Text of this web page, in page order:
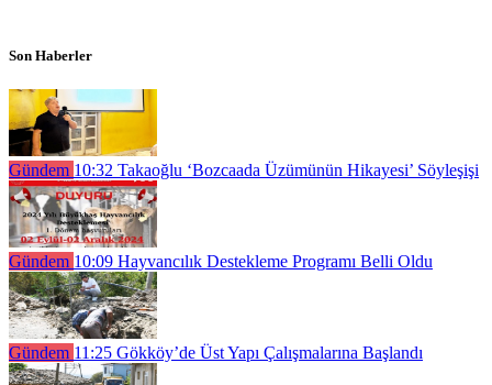
Son Haberler
Gündem 10:32 Takaoğlu ‘Bozcaada Üzümünün Hikayesi’ Söyleşişi
Gündem 10:09 Hayvancılık Destekleme Programı Belli Oldu
Gündem 11:25 Gökköy’de Üst Yapı Çalışmalarına Başlandı